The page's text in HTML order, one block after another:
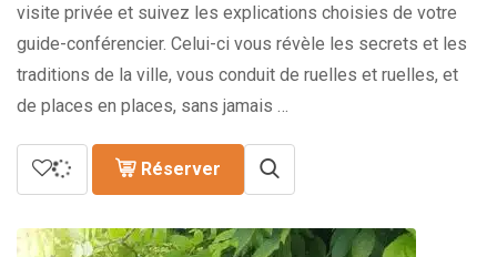
visite privée et suivez les explications choisies de votre
guide-conférencier. Celui-ci vous révèle les secrets et les
traditions de la ville, vous conduit de ruelles et ruelles, et
de places en places, sans jamais …
Réserver